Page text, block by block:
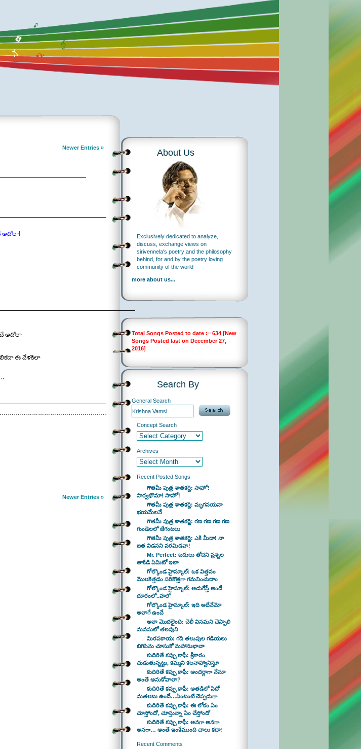
Newer Entries »
అదోలా!
అదోలా
ఈ వేళకిలా
హనీ వీళ్ళు
Newer Entries »
About Us
Exclusively dedicated to analyze,
discuss, exchange views on
sirivennela's poetry and the philosophy
behind, for and by the poetry loving
community of the world
more about us...
Total Songs Posted to date := 634 [New
Songs Posted last on December 27,
2016]
Search By
General Search
Concept Search
Archives
Recent Posted Songs
గౌతమీ పుత్ర శాతకర్ణి: సాహో!
సార్వభౌమా! సాహో!
గౌతమీ పుత్ర శాతకర్ణి: మృగనయనా
భయమేలనే
గౌతమీ పుత్ర శాతకర్ణి: గణ గణ గణ గణ
గుండెలలో జేగంటలు
గౌతమీ పుత్ర శాతకర్ణి: ఎకి మీడా! నా
జత విడనని వరమిడవా!
Mr. Perfect: బదులు తోచని ప్రశ్నల
తాకిడి ఏమిటో ఇలా
గోల్కొండ హైస్కూల్: ఒక విత్తనం
మొలకెత్తడం సరికొత్తగా గమనించుదాం
గోల్కొండ హైస్కూల్: అడుగేస్తే అందే
దూరంలో..హలో
గోల్కొండ హైస్కూల్: ఇది అదేనేమో
అలాగే ఉందే
అలా మొదలైంది: చెలీ వినమని చెప్పాలి
మనసులో తలపుని
మిరపకాయ: గది తలుపుల గడియలు
బిగిసెను చూసుకో మహానుభావా
కుదిరితే కప్పు కాఫీ: శ్రీకారం
చుడుతున్నట్టు, కమ్మని కలనాహ్వానిస్తూ
కుదిరితే కప్పు కాఫీ: అందర్లాగా నేనూ
అంతే అనుకోవాలా?
కుదిరితే కప్పు కాఫీ: అతడిలో ఏదో
మతలబు ఉందే…ఏంటంటే చెప్పడుగా
కుదిరితే కప్పు కాఫీ: ఈ లోకం ఏం
చూస్తోందో, చూస్తున్నా ఏం చేస్తోందో
కుదిరితే కప్పు కాఫీ: అనగా అనగా
అనగా… అంతే ఇంకేముంది చాలు కదా!
Recent Comments